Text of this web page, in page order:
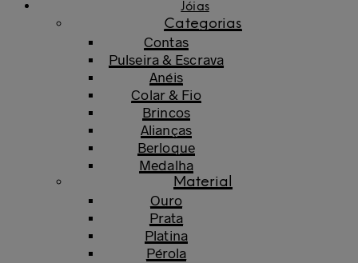
Jóias
Categorias
Contas
Pulseira & Escrava
Anéis
Colar & Fio
Brincos
Alianças
Berloque
Medalha
Material
Ouro
Prata
Platina
Pérola